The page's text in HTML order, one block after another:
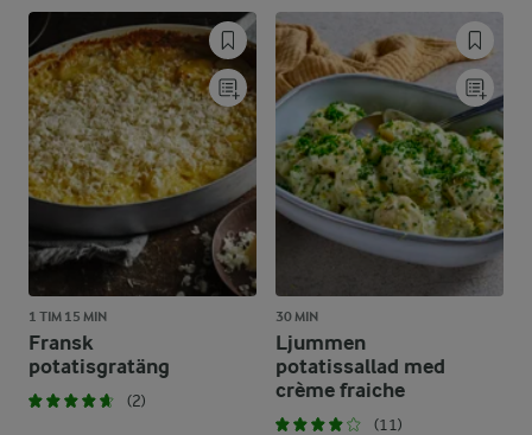
1 TIM 15 MIN
Fransk
potatisgratäng
(2)
30 MIN
Ljummen
potatissallad med
crème fraiche
(11)